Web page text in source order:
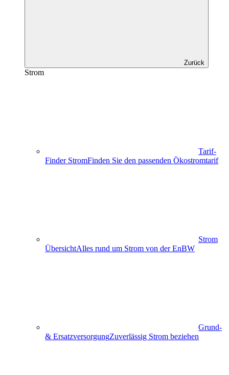
Zurück
Strom
Tarif-
Finder StromFinden Sie den passenden Ökostromtarif
Strom
ÜbersichtAlles rund um Strom von der EnBW
Grund-
& ErsatzversorgungZuverlässig Strom beziehen